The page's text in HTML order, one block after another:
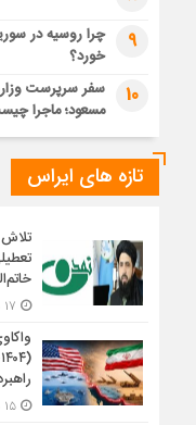
9
چرا روسیه در
خورد؟
10
سفر سرپرست
مسعود؛ ماجرا
تازه های ایراس
۱۵ مرداد ۱۴۰۵ - ۱۴:۲۰